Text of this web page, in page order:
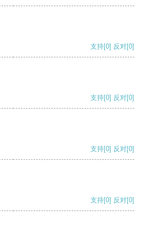
支持[0] 反对[0]
支持[0] 反对[0]
支持[0] 反对[0]
支持[0] 反对[0]